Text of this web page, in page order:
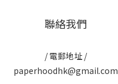
聯絡我們
/ 電郵地址 /
paperhoodhk@gmail.com